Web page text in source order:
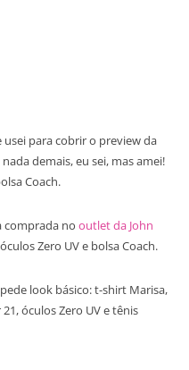
usei para cobrir o preview da
demais, eu sei, mas amei!
Coach.
comprada no outlet da John
Zero UV e bolsa Coach.
look básico: t-shirt Marisa,
óculos Zero UV e tênis